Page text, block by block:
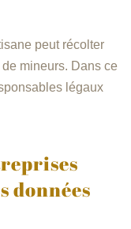
peut récolter
mineurs. Dans ce
légaux
données